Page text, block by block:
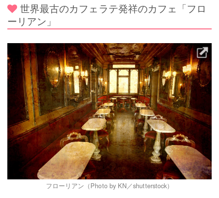
世界最古のカフェラテ発祥のカフェ「フロ
ーリアン」
フローリアン（Photo by KN／shutterstock）